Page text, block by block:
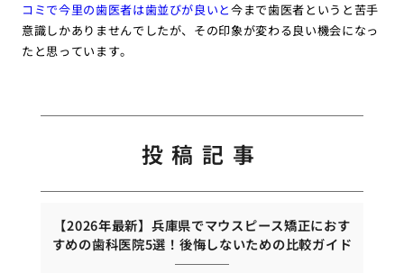
コミで今里の歯医者は歯並びが良いと今まで歯医者というと苦手
意識しかありませんでしたが、その印象が変わる良い機会になっ
たと思っています。
投稿記事
【2026年最新】兵庫県でマウスピース矯正におす
すめの歯科医院5選！後悔しないための比較ガイド